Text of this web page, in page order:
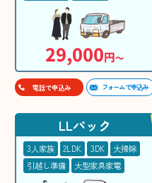
29,000円〜
電話で申込み フォームで申込み
LLパック
3人家族 2LDK 3DK
大掃除
引越し準備
大型家具家電